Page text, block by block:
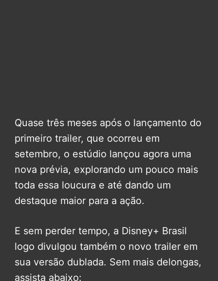
Quase três meses após o lançamento do
primeiro trailer, que ocorreu em
setembro, o estúdio lançou agora uma
nova prévia, explorando um pouco mais
toda essa loucura e até dando um
destaque maior para a ação.
E sem perder tempo, a Disney+ Brasil
logo divulgou também o novo trailer em
sua versão dublada. Sem mais delongas,
assista abaixo: